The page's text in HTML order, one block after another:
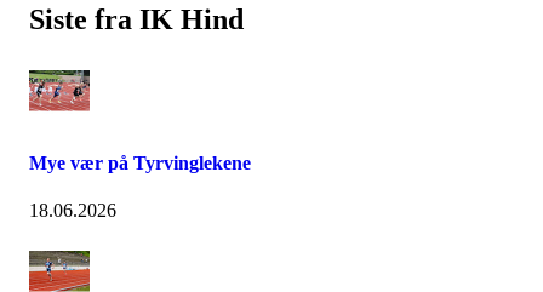
Siste fra IK Hind
Mye vær på Tyrvinglekene
18.06.2026